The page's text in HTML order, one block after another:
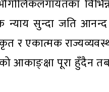
सुन्दा जति आनन्द
र एकात्मक
आकाङ्क्षा पूरा हुँदैन